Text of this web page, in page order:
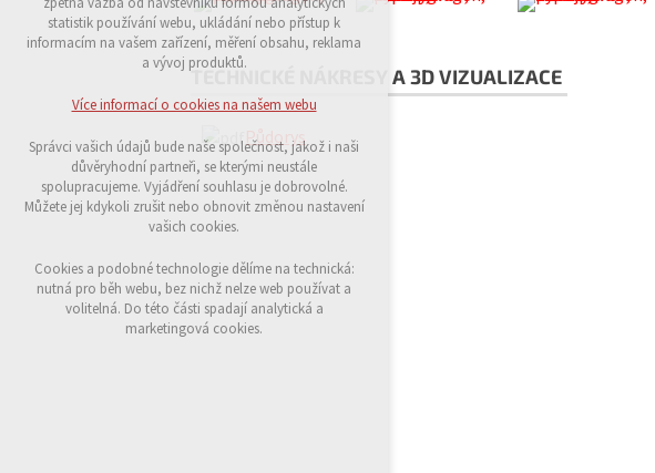
TECHNICKÉ NÁKRESY A 3D VIZUALIZACE
Půdorys
udržení kontextu stránek (session): případná
přihlášení, volby jazyka, apod.
analytická pro anonymizované vyhodnocení
návštěvnosti
marketingová cookies (Google)
Více informací o cookies na našem webu
Odmítnout vše
statistik používání webu, ukládání nebo přístup k
informacím na vašem zařízení, měření obsahu, reklama
a vývoj produktů.
Více informací o cookies na našem webu
Správci vašich údajů bude naše společnost, jakož i naši
důvěryhodní partneři, se kterými neustále
spolupracujeme. Vyjádření souhlasu je dobrovolné.
Můžete jej kdykoli zrušit nebo obnovit změnou nastavení
vašich cookies.
Cookies a podobné technologie dělíme na technická:
nutná pro běh webu, bez nichž nelze web používat a
volitelná. Do této části spadají analytická a
marketingová cookies.